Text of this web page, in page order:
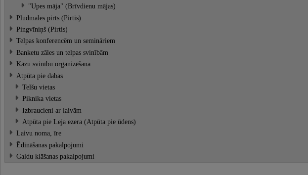
"Upes māja" (Brīvdienu mājas)
Pludmales pirts (Pirtis)
Pingvīniņš (Pirtis)
Telpas konferencēm un semināriem
Banketu zāles un telpas svinībām
Kāzu svinību organizēšana
Atpūta pie dabas
Telšu vietas
Piknika vietas
Izbraucieni ar laivām
Atpūta pie Leja ezera (Atpūta pie ūdens)
Laivu noma, īre
Ēdināšanas pakalpojumi
Galdu klāšanas pakalpojumi